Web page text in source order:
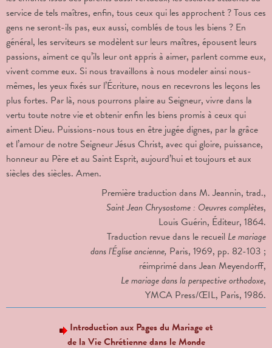
service de tels maîtres, enfin, tous ceux qui les approchent ? Tous ces
gens ne seront-ils pas, eux aussi, comblés de tous les biens ? En
général, les serviteurs se modèlent sur leurs maîtres, épousent leurs
passions, aiment ce qu’ils leur ont appris à aimer, parlent comme eux,
vivent comme eux. Si nous travaillons à nous modeler ainsi nous-
mêmes, les yeux fixés sur l’Écriture, nous en recevrons les leçons les
plus fortes. Par là, nous pourrons plaire au Seigneur, vivre dans la
vertu toute notre vie et obtenir enfin les biens promis à ceux qui
aiment Dieu. Puissions-nous tous en être jugée dignes, par la grâce
et l’amour de notre Seigneur Jésus Christ, avec qui gloire, puissance,
honneur au Père et au Saint Esprit, aujourd’hui et toujours et aux
siècles des siècles. Amen.
Première traduction dans M. Jeannin, trad.,
Saint Jean Chrysostome : Oeuvres complètes,
Louis Guérin, Éditeur, 1864.
Traduction revue dans le recueil Le mariage
dans l'Égliseancienne, Paris, 1969, pp. 82-103 ;
réimprimé dans Jean Meyendorff,
Le mariage dans la perspective orthodoxe,
YMCA Press/ŒIL, Paris, 1986.
Introduction aux Pages du Mariage et
de la Vie Chrétienne dans le Monde